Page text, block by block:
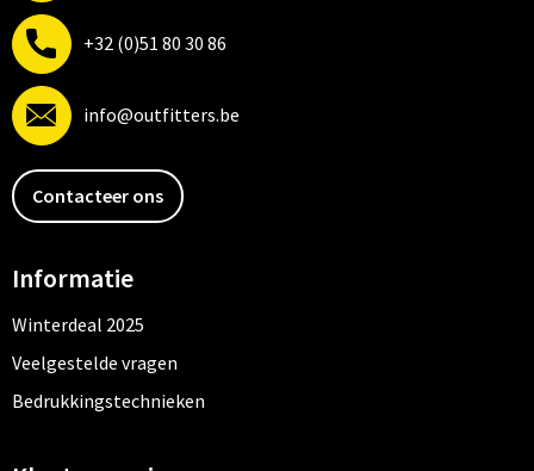
+32 (0)51 80 30 86
info@outfitters.be
Contacteer ons
Informatie
Winterdeal 2025
Veelgestelde vragen
Bedrukkingstechnieken